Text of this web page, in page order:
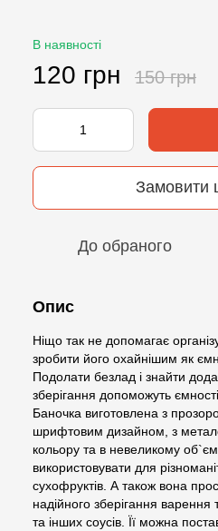
В наявності
120 грн 150 грн
Замовити
До обраного
Опис
Ніщо так не допомагає
зробити його охайнішим як
Подолати безлад і знайти
зберігання допоможуть
Баночка виготовлена з
шрифтовим дизайном, з
кольору та в невеликому
використовувати для
сухофруктів. А також вона
надійного зберігання варення
та інших соусів. Її можна